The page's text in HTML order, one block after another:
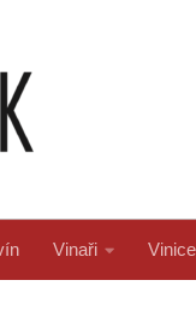
Vinaři Vinice